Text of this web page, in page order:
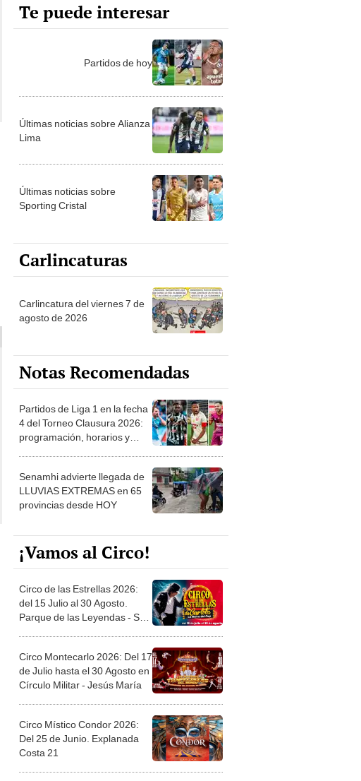
Te puede interesar
Partidos de hoy
Últimas noticias sobre Alianza
Lima
Últimas noticias sobre
Sporting Cristal
Carlincaturas
Carlincatura del viernes 7 de
agosto de 2026
Notas Recomendadas
Partidos de Liga 1 en la fecha
4 del Torneo Clausura 2026:
programación, horarios y
Senamhi advierte llegada de
LLUVIAS EXTREMAS en 65
provincias desde HOY
¡Vamos al Circo!
Circo de las Estrellas 2026:
del 15 Julio al 30 Agosto.
Parque de las Leyendas - San
Circo Montecarlo 2026: Del 17
de Julio hasta el 30 Agosto en
Círculo Militar - Jesús María
Circo Místico Condor 2026:
Del 25 de Junio. Explanada
Costa 21